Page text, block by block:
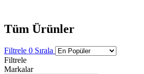
Tüm Ürünler
Filtrele 0 Sırala
Filtrele
Markalar